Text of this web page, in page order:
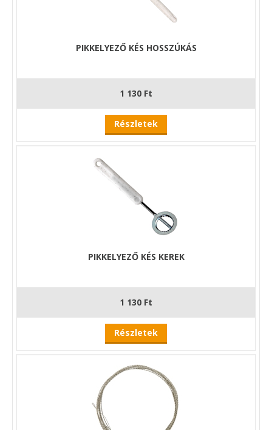
PIKKELYEZŐ KÉS HOSSZÚKÁS
1 130 Ft
Részletek
PIKKELYEZŐ KÉS KEREK
1 130 Ft
Részletek